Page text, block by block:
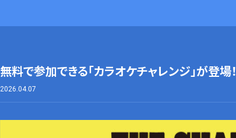
無料で参加できる「カラオケチャレンジ」が登場！
2026.04.07